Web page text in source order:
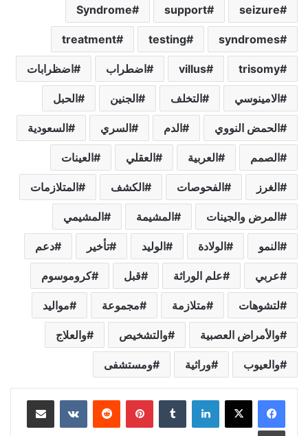
seizure
support
Syndrome
syndromes
testing
treatment
trisomy
villus اضطراب اضظرابات
الامينوسي التخلف الجنين الحبل
الحمض النووي الدم السري السعودية
الصمم العربية العقلي العينات
الغرز الفحوصات الكشف المتلازمات
المرض والجينات المشيمة المشيمي
النمو الولادة الوليد تأخير دعم
عربي علم الوراثة قبل كروموسوم
لتشوهات متلازمة مجموعة مواليد
والأمراض العصبية والتشخيص والعلاج
والعيوب وراثية ومستشفى
لينكدإن بينتيريست مشاركة عبر البريد
طباعة